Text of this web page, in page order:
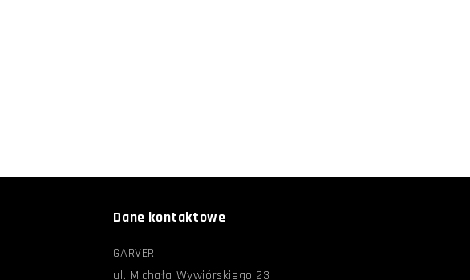
Dane kontaktowe
GARVER
ul. Michała Wywiórskiego 23